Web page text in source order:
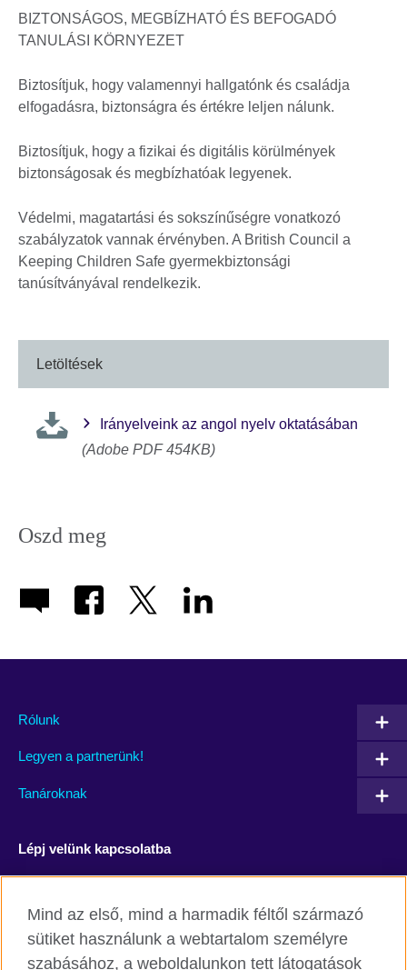
BIZTONSÁGOS, MEGBÍZHATÓ ÉS BEFOGADÓ
TANULÁSI KÖRNYEZET
Biztosítjuk, hogy valamennyi hallgatónk és családja
elfogadásra, biztonságra és értékre leljen nálunk.
Biztosítjuk, hogy a fizikai és digitális körülmények
biztonságosak és megbízhatóak legyenek.
Védelmi, magatartási és sokszínűségre vonatkozó
szabályzatok vannak érvényben. A British Council a
Keeping Children Safe gyermekbiztonsági
tanúsítványával rendelkezik.
Letöltések
Irányelveink az angol nyelv oktatásában
(Adobe PDF 454KB)
Oszd meg
Rólunk
Legyen a partnerünk!
Tanároknak
Lépj velünk kapcsolatba
Instagram Blog
Mind az első, mind a harmadik féltől származó
sütiket használunk a webtartalom személyre
szabásához, a weboldalunkon tett látogatások